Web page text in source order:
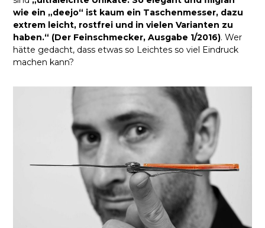
wie ein „deejo“ ist kaum ein Taschenmesser, dazu
extrem leicht, rostfrei und in vielen Varianten zu
haben.“ (Der Feinschmecker, Ausgabe 1/2016). Wer
hätte gedacht, dass etwas so Leichtes so viel Eindruck
machen kann?